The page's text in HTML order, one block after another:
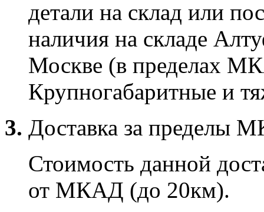
детали на склад или
наличия на складе
Москве (в пределах
Крупногабаритные и
3. Доставка за пределы
Стоимость данной
от МКАД (до 20км).